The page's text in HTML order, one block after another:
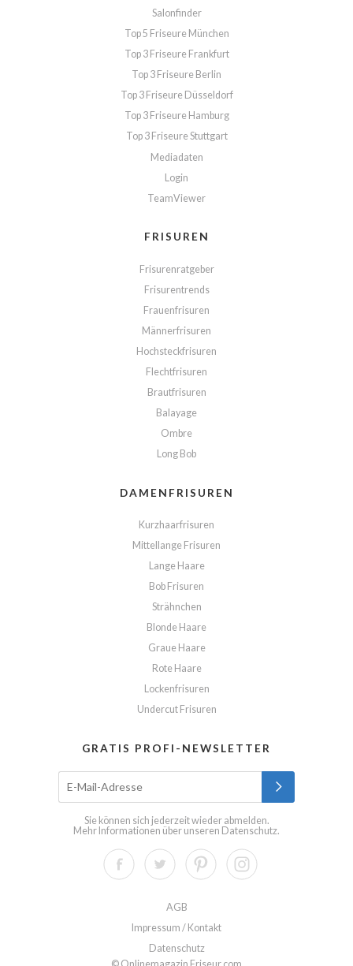
Salonfinder
Top 5 Friseure München
Top 3 Friseure Frankfurt
Top 3 Friseure Berlin
Top 3 Friseure Düsseldorf
Top 3 Friseure Hamburg
Top 3 Friseure Stuttgart
Mediadaten
Login
TeamViewer
FRISUREN
Frisurenratgeber
Frisurentrends
Frauenfrisuren
Männerfrisuren
Hochsteckfrisuren
Flechtfrisuren
Brautfrisuren
Balayage
Ombre
Long Bob
DAMENFRISUREN
Kurzhaarfrisuren
Mittellange Frisuren
Lange Haare
Bob Frisuren
Strähnchen
Blonde Haare
Graue Haare
Rote Haare
Lockenfrisuren
Undercut Frisuren
GRATIS PROFI-NEWSLETTER
Sie können sich jederzeit wieder abmelden.
Mehr Informationen über unseren Datenschutz.
AGB
Impressum / Kontakt
Datenschutz